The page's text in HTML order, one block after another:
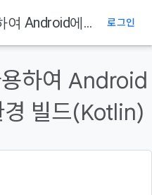
Google Pay를 사용하여 Android에서 빠른 결제 환경 빌드(Kotlin) 로그인
하여 Android
경 빌드(Kotlin)